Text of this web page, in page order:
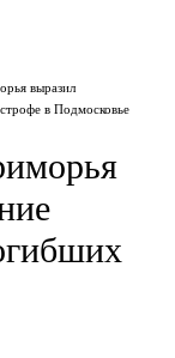
выразил
в Подмосковье